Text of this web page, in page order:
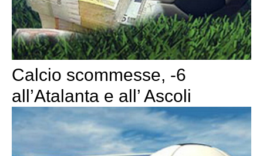
Calcio scommesse, -6
all’Atalanta e all’ Ascoli